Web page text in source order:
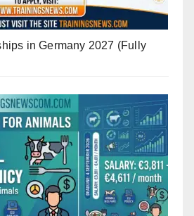
in Germany 2027 (Fully